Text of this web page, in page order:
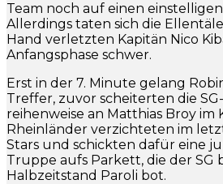
Team noch auf einen
Allerdings taten sich die
Hand verletzten Kapitän Nico
Anfangsphase schwer.
Erst in der 7. Minute gelang
Treffer, zuvor scheiterten die
reihenweise an Matthias Broy im
Rheinländer verzichteten im
Stars und schickten dafür eine
Truppe aufs Parkett, die der SG
Halbzeitstand Paroli bot.